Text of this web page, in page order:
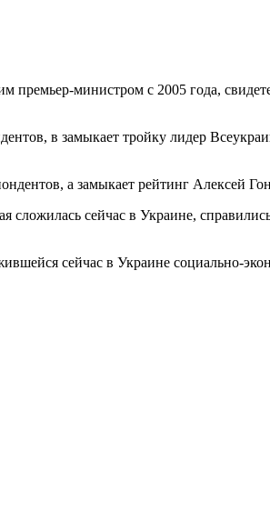
министром с 2005 года,
в замыкает тройку лидер
а замыкает рейтинг Алексей
сейчас в Украине,
сейчас в Украине социально-